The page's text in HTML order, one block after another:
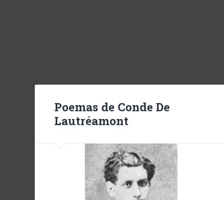
Poemas de Conde De
Lautréamont